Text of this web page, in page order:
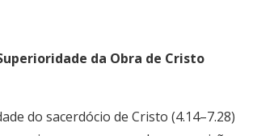
Superioridade da Obra de Cristo
do sacerdócio de Cristo (4.14–7.28)